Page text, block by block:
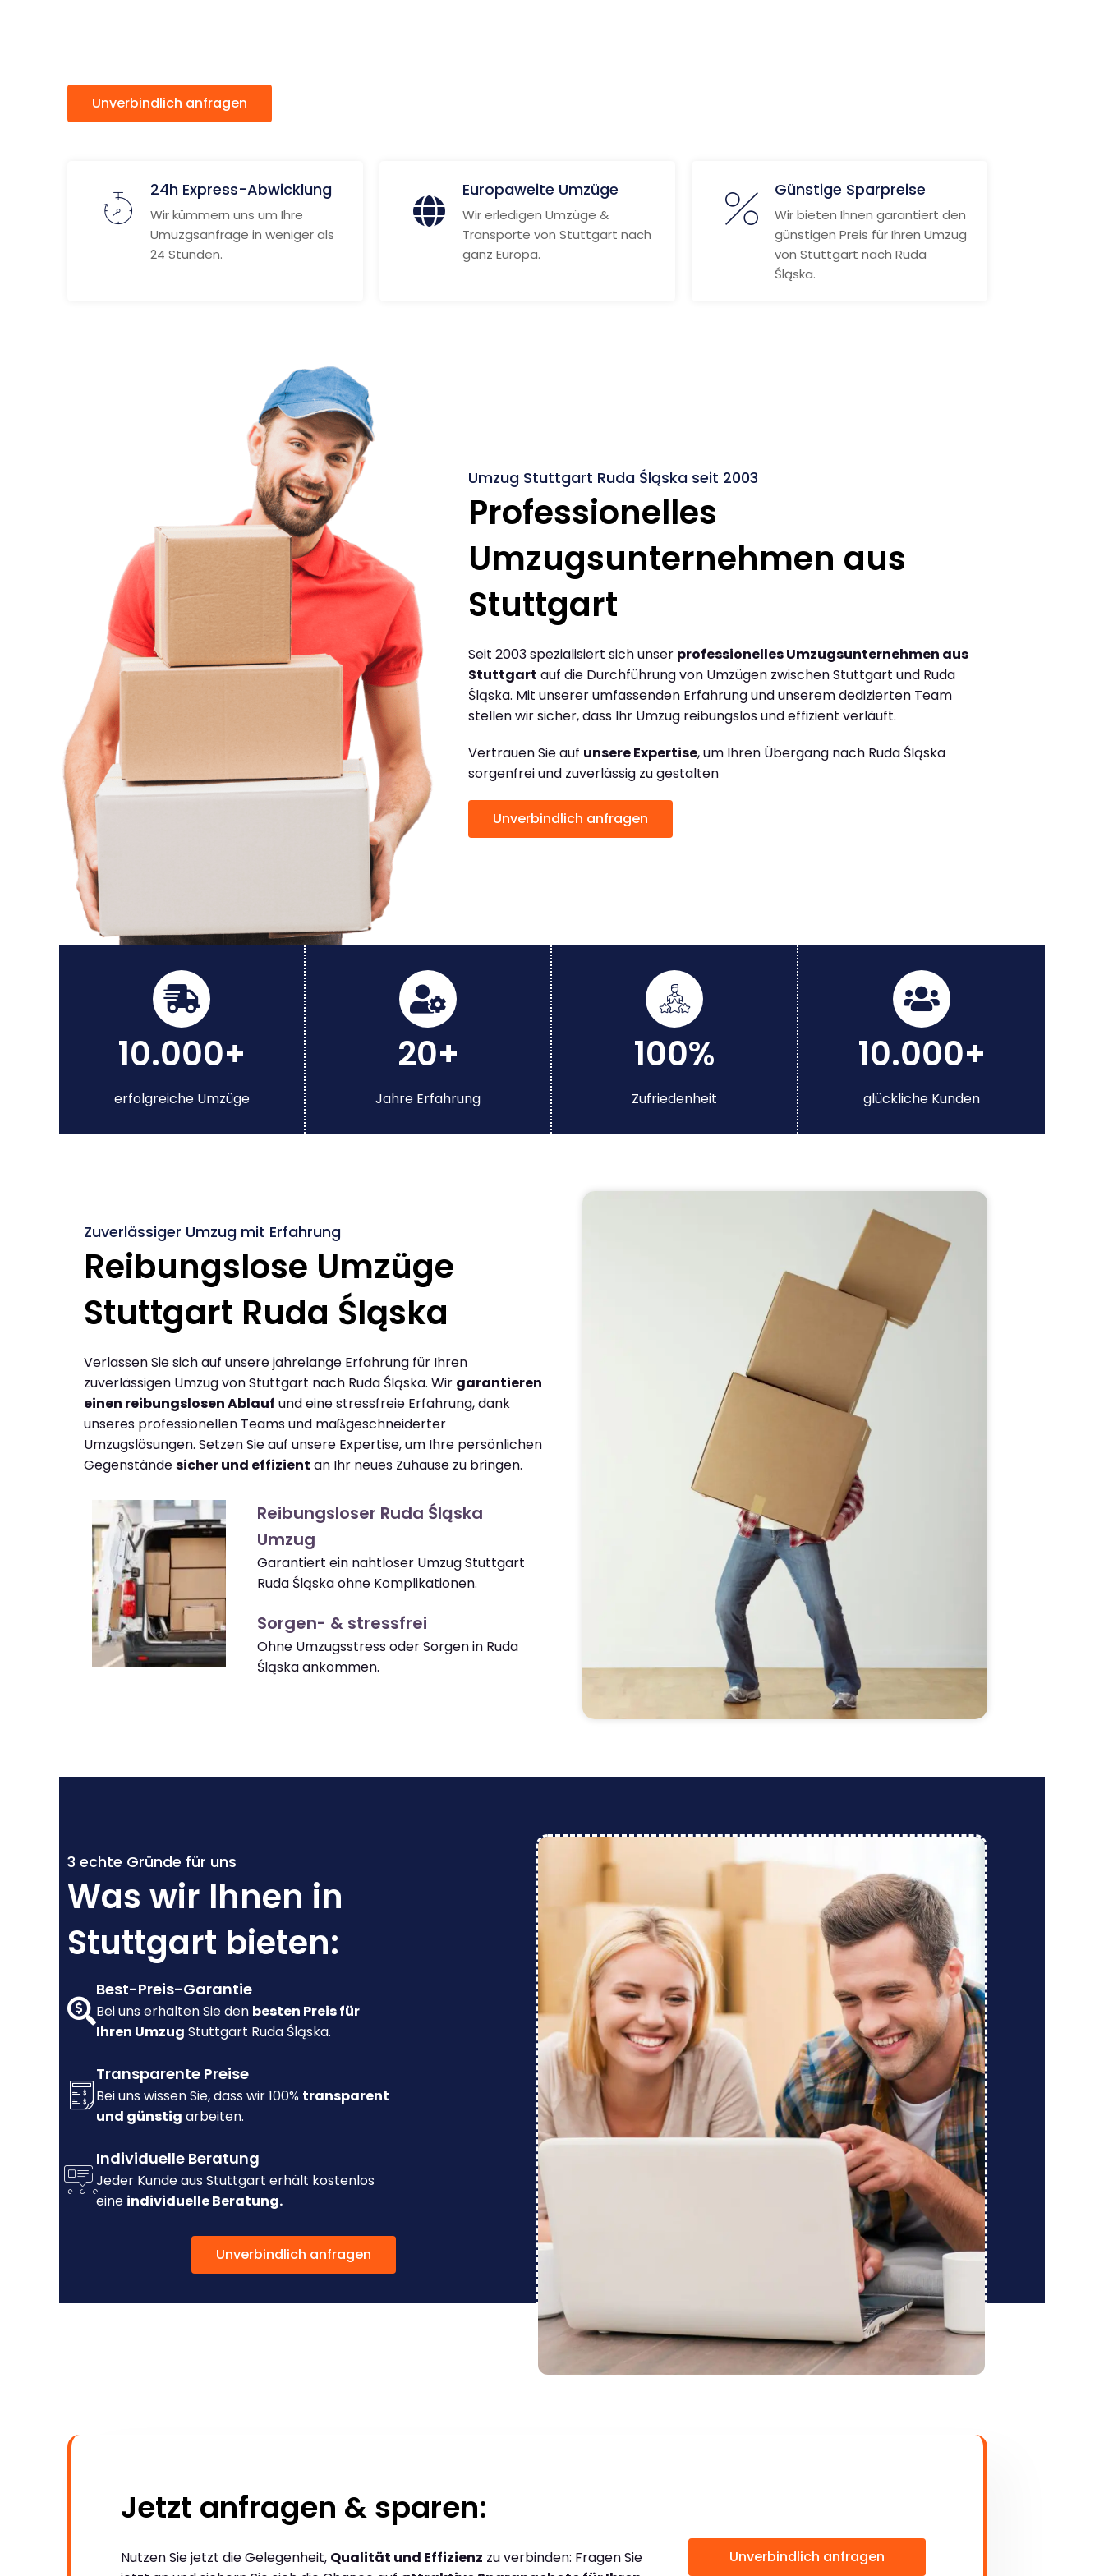
Unverbindlich anfragen
24h Express-Abwicklung
Wir kümmern uns um Ihre
Umuzgsanfrage in weniger als
24 Stunden.
Europaweite Umzüge
Wir erledigen Umzüge &
Transporte von Stuttgart nach
ganz Europa.
Günstige Sparpreise
Wir bieten Ihnen garantiert den
günstigen Preis für Ihren Umzug
von Stuttgart nach Ruda
Śląska.
Umzug Stuttgart Ruda Śląska seit 2003
Professionelles
Umzugsunternehmen aus
Stuttgart
Seit 2003 spezialisiert sich unser professionelles Umzugsunternehmen aus
Stuttgart auf die Durchführung von Umzügen zwischen Stuttgart und Ruda
Śląska. Mit unserer umfassenden Erfahrung und unserem dedizierten Team
stellen wir sicher, dass Ihr Umzug reibungslos und effizient verläuft.
Vertrauen Sie auf unsere Expertise, um Ihren Übergang nach Ruda Śląska
sorgenfrei und zuverlässig zu gestalten
Unverbindlich anfragen
10.000+
erfolgreiche Umzüge
20+
Jahre Erfahrung
100%
Zufriedenheit
10.000+
glückliche Kunden
Zuverlässiger Umzug mit Erfahrung
Reibungslose Umzüge
Stuttgart Ruda Śląska
Verlassen Sie sich auf unsere jahrelange Erfahrung für Ihren
zuverlässigen Umzug von Stuttgart nach Ruda Śląska. Wir garantieren
einen reibungslosen Ablauf und eine stressfreie Erfahrung, dank
unseres professionellen Teams und maßgeschneiderter
Umzugslösungen. Setzen Sie auf unsere Expertise, um Ihre persönlichen
Gegenständesicher und effizient an Ihr neues Zuhause zu bringen.
Reibungsloser Ruda Śląska
Umzug
Garantiert ein nahtloser Umzug Stuttgart
Ruda Śląska ohne Komplikationen.
Sorgen- & stressfrei
Ohne Umzugsstress oder Sorgen in Ruda
Śląska ankommen.
3 echte Gründe für uns
Was wir Ihnen in
Stuttgart bieten:
Best-Preis-Garantie
Bei uns erhalten Sie den besten Preis für
Ihren Umzug Stuttgart Ruda Śląska.
Transparente Preise
Bei uns wissen Sie, dass wir 100% transparent
und günstig arbeiten.
Individuelle Beratung
Jeder Kunde aus Stuttgart erhält kostenlos
eine individuelle Beratung.
Unverbindlich anfragen
Jetzt anfragen & sparen:
Nutzen Sie jetzt die Gelegenheit, Qualität und Effizienz zu verbinden: Fragen Sie
Unverbindlich anfragen